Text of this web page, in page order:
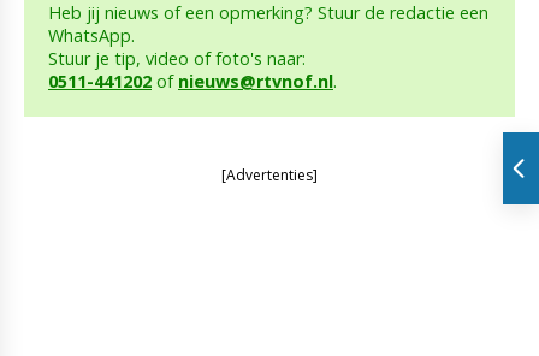
Heb jij nieuws of een opmerking? Stuur de redactie een
WhatsApp.
Stuur je tip, video of foto's naar:
0511-441202 of nieuws@rtvnof.nl.
[Advertenties]